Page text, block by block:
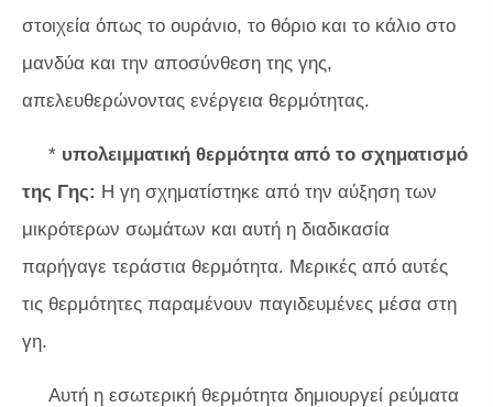
στοιχεία όπως το ουράνιο, το θόριο και το κάλιο στο
μανδύα και την αποσύνθεση της γης,
απελευθερώνοντας ενέργεια θερμότητας.
* υπολειμματική θερμότητα από το σχηματισμό
της Γης: Η γη σχηματίστηκε από την αύξηση των
μικρότερων σωμάτων και αυτή η διαδικασία
παρήγαγε τεράστια θερμότητα. Μερικές από αυτές
τις θερμότητες παραμένουν παγιδευμένες μέσα στη
γη.
Αυτή η εσωτερική θερμότητα δημιουργεί ρεύματα